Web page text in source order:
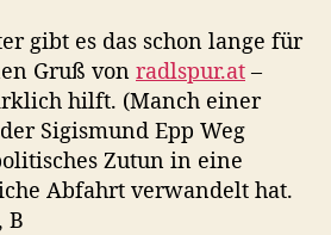
m
i
t
g
e
s
t
gibt es das schon lange für
Gruß von radlspur.at –
hilft. (Manch einer
Sigismund Epp Weg
Zutun in eine
Abfahrt verwandelt hat.
B